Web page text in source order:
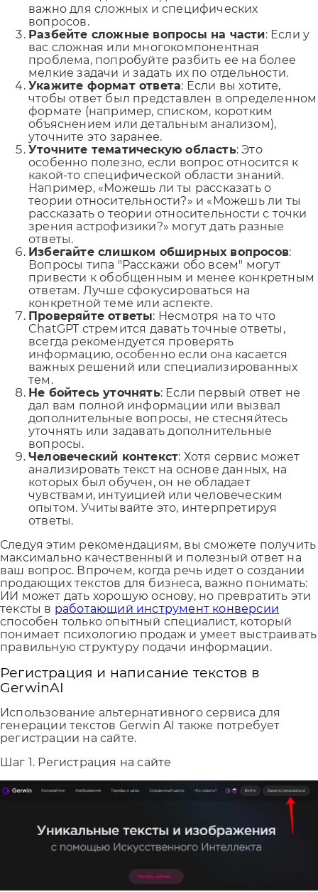
важно для сложных и специфических
вопросов.
Разбейте сложные вопросы на части: Если у
вас сложная или многокомпонентная
проблема, попробуйте разбить ее на более
мелкие задачи и задать их по отдельности.
Укажите формат ответа: Если вы хотите,
чтобы ответ был представлен в определенном
формате (например, списком, коротким
объяснением или детальным анализом),
уточните это заранее.
Уточните тематическую область: Это
особенно полезно, если вопрос относится к
какой-то специфической области знаний.
Например, «Можешь ли ты рассказать о
теории относительности?» и «Можешь ли ты
рассказать о теории относительности с точки
зрения астрофизики?» могут дать разные
ответы.
Избегайте слишком обширных вопросов:
Вопросы типа "Расскажи обо всем" могут
привести к обобщенным и менее конкретным
ответам. Лучше сфокусироваться на
конкретной теме или аспекте.
Проверяйте ответы: Несмотря на то что
ChatGPT стремится давать точные ответы,
всегда рекомендуется проверять
информацию, особенно если она касается
важных решений или специализированных
тем.
Не бойтесь уточнять: Если первый ответ не
дал вам полной информации или вызвал
дополнительные вопросы, не стесняйтесь
уточнять или задавать дополнительные
вопросы.
Человеческий контекст: Хотя сервис может
анализировать текст на основе данных, на
которых был обучен, он не обладает
чувствами, интуицией или человеческим
опытом. Учитывайте это, интерпретируя
ответы.
Следуя этим рекомендациям, вы сможете получить
максимально качественный и полезный ответ на
ваш вопрос. Впрочем, когда речь идет о создании
продающих текстов для бизнеса, важно понимать:
ИИ может дать хорошую основу, но превратить эти
тексты в работающий инструмент конверсии
способен только опытный специалист, который
понимает психологию продаж и умеет выстраивать
правильную структуру подачи информации.
Регистрация и написание текстов в
GerwinAI
Использование альтернативного сервиса для
генерации текстов Gerwin AI также потребует
регистрации на сайте.
Шаг 1. Регистрация на сайте